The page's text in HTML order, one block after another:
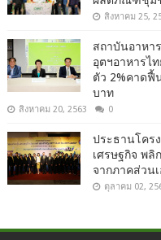
สิงหาคม 25,
สถาบันอาหา
อุตฯอาหารไ
ตัว 2%คาดฟื้
บาท
สิงหาคม 20, 2563 0
ประธานโคร
เศรษฐกิจ พลิ
จากภาคส่วน
ตุลาคม 02,